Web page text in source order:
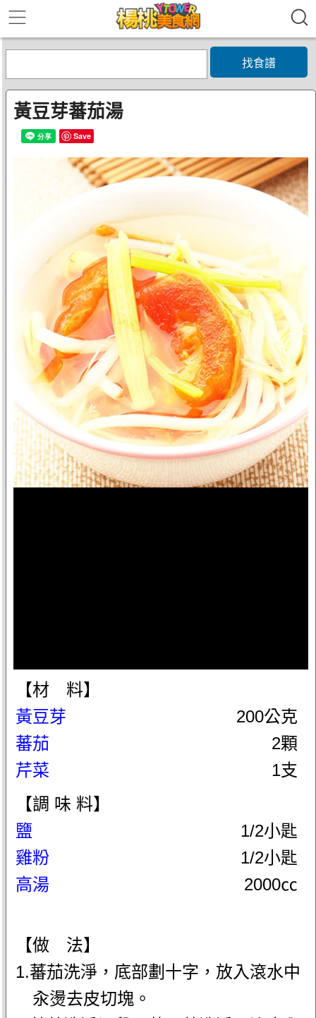
找食譜
黃豆芽蕃茄湯
Save
【材 料】
黃豆芽
200公克
蕃茄
2顆
芹菜
1支
【調 味 料】
鹽
1/2小匙
雞粉
1/2小匙
高湯
2000㏄
【做 法】
1.蕃茄洗淨，底部劃十字，放入滾水中
汆燙去皮切塊。